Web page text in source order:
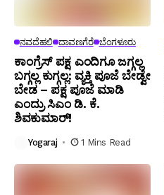
ನವದೆಹಲಿ ದಾವಣಗೆರೆ ಬೆಂಗಳೂರು
ಕಾಂಗ್ರೆಸ್ ಪಕ್ಷ ಎಂದಿಗೂ ಜಗ್ಗಲ್ಲ
ಬಗ್ಗಲ್ಲ ಕುಗ್ಗಲ್ಲ: ವ್ಯಕ್ತಿ ಪೂಜೆ ಬೇಡ್ವೇ
ಬೇಡ – ಪಕ್ಷ ಪೂಜೆ ಮಾಡಿ
ಎಂದ್ರು ಸಿಎಂ ಡಿ. ಕೆ.
ಶಿವಕುಮಾರ್!
Yogaraj 1 Mins Read